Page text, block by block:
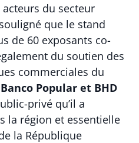
du secteur
que le stand
de 60 exposants co-
du soutien des
commerciales du
Popular et BHD
privé qu’il a
la région et essentielle
la République